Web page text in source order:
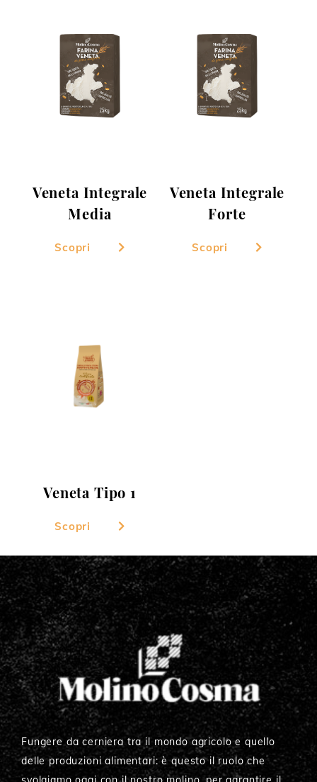
Veneta Integrale
Media
Scopri
Veneta Integrale
Forte
Scopri
Veneta Tipo 1
Scopri
Fungere da cerniera tra il mondo agricolo e quello
delle produzioni alimentari: è questo il ruolo che